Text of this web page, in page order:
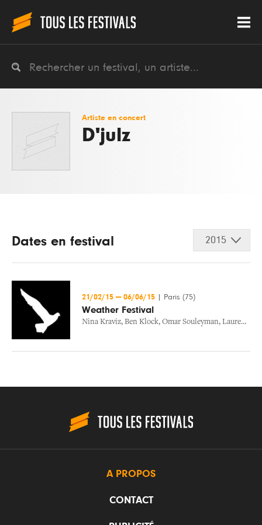
Artiste en concert
D'julz
Dates en festival 2015
21/02/15 — 06/06/15 Paris (75)
Weather Festival
Nina Kraviz, Ben Klock, Omar Souleyman, Laurent Garnier
A PROPOS
CONTACT